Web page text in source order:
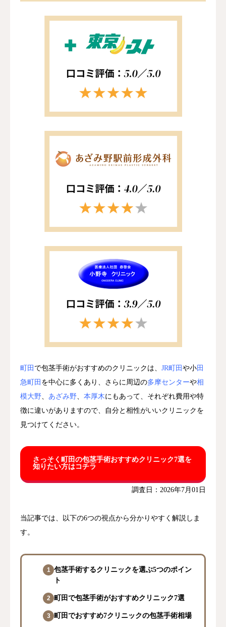
町田 で包茎手術がおすすめのクリニックは、 JR町田 や小田
急町田 を中心に多くあり、さらに周辺の多摩センターや相
模大野、 あざみ野、 本厚木にもあって、それぞれ費用や特
徴に違いがありますので、自分と相性がいいクリニックを
見つけてください。
さっそく町田の包茎手術おすすめクリニック7選を
知りたい方はコチラ
調査日：2026年7月01日
当記事では、以下の6つの視点から分かりやすく解説しま
す。
包茎手術するクリニックを選ぶ5つのポイン
ト
町田で包茎手術がおすすめクリニック7選
町田でおすすめ7クリニックの包茎手術相場